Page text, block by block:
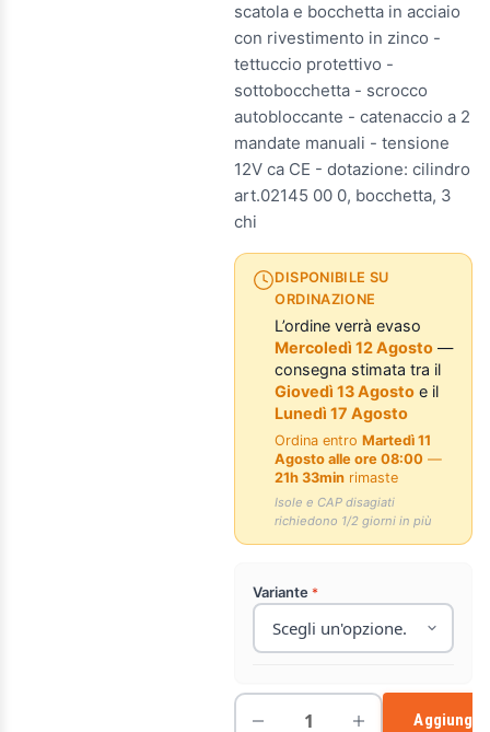
scatola e bocchetta in acciaio
con rivestimento in zinco -
tettuccio protettivo -
sottobocchetta - scrocco
autobloccante - catenaccio a 2
mandate manuali - tensione
12V ca CE - dotazione: cilindro
art.02145 00 0, bocchetta, 3
chi
DISPONIBILE SU
ORDINAZIONE
L’ordine verrà evaso
Mercoledì 12 Agosto —
consegna stimata tra il
Giovedì 13 Agosto e il
Lunedì 17 Agosto
Ordina entroMartedì 11
Agosto alle ore 08:00 —
21h 33min rimaste
Isole e CAP disagiati
richiedono 1/2 giorni in più
Variante
Aggiungi